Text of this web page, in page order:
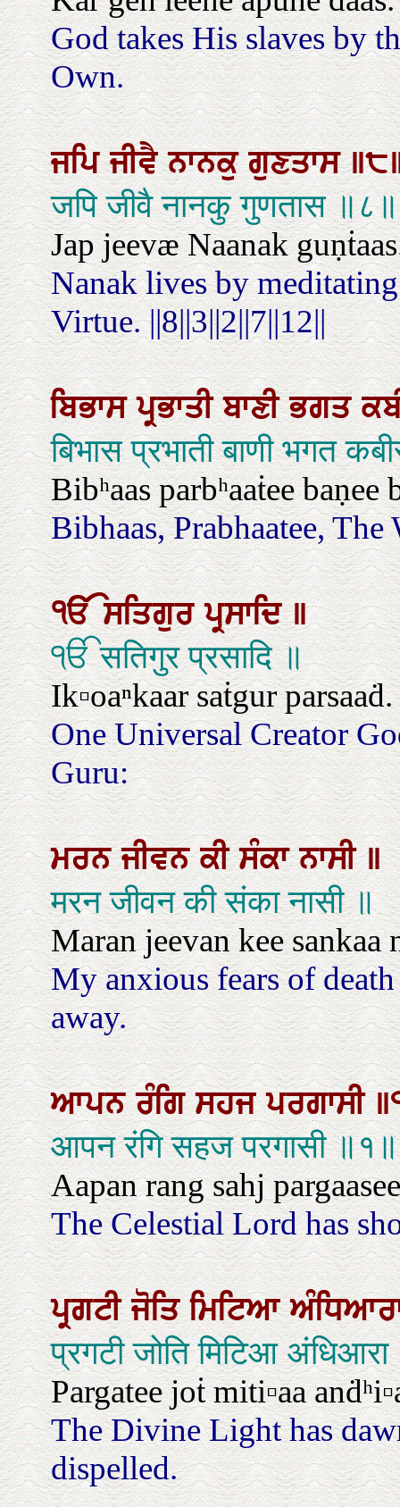
God takes His slaves by
Own.
ਜਪਿਜੀਵੈਨਾਨਕੁਗੁਣਤਾਸ
जपि जीवै नानकु गुणतास
Jap jeevæ Naanak
Nanak lives by
Virtue. ||8||3||2||7||12||
ਬਿਭਾਸਪ੍ਰਭਾਤੀਬਾਣੀਭਗਤ
बिभास प्रभाती बाणी भगत
Bibʰaas parbʰaaṫee baṇee
Bibhaas, Prabhaatee,
ੴਸਤਿਗੁਰਪ੍ਰਸਾਦਿ॥
ੴ सतिगुर प्रसादि ॥
Ik▫oaⁿkaar saṫgur parsaaḋ.
One Universal Creator
Guru:
ਮਰਨਜੀਵਨਕੀਸੰਕਾਨਾਸੀ॥
मरन जीवन की संका नासी ॥
Maran jeevan kee sankaa
My anxious fears of
away.
ਆਪਨਰੰਗਿਸਹਜਪਰਗਾਸੀ
आपन रंगि सहज परगासी ॥१॥
Aapan rang sahj
The Celestial Lord has
ਪ੍ਰਗਟੀਜੋਤਿਮਿਟਿਆ
प्रगटी जोति मिटिआ
Pargatee joṫ miti▫aa
The Divine Light has
dispelled.